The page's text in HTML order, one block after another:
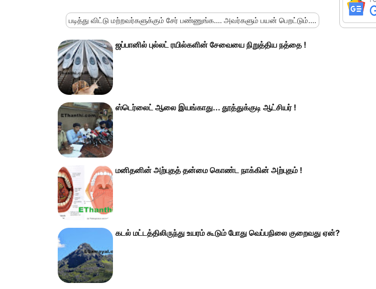
படித்து விட்டு மற்றவர்களுக்கும் சேர் பண்ணுங்க.... அவர்களும் பயன் பெறட்டும்....
ஜப்பானில் புல்லட் ரயில்களின் சேவையை நிறுத்திய நத்தை !
ஸ்டெர்லைட் ஆலை இயங்காது... தூத்துக்குடி ஆட்சியர் !
மனிதனின் அற்புதத் தன்மை கொண்ட நாக்கின் அற்புதம் !
கடல் மட்டத்திலிருந்து உயரம் கூடும் போது வெப்பநிலை குறைவது ஏன்?